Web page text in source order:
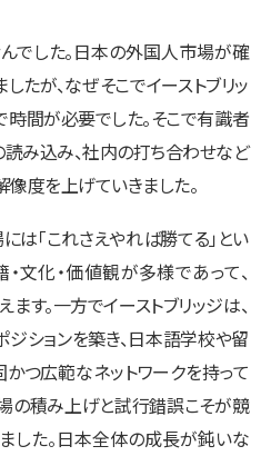
でした。日本の外国人市場が確
たが、なぜそこでイーストブリッ
間が必要でした。そこで有識者
み込み、社内の打ち合わせなど
度を上げていきました。
は「これさえやれば勝てる」とい
文化・価値観が多様であって、
す。一方でイーストブリッジは、
ションを築き、日本語学校や留
つ広範なネットワークを持って
の積み上げと試行錯誤こそが競
した。日本全体の成長が鈍いな